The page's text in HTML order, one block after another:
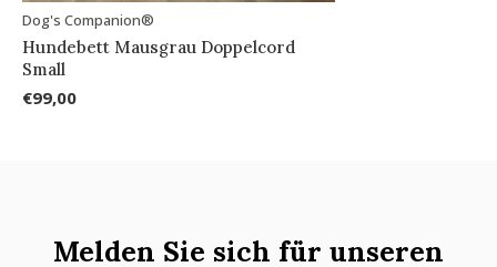
Dog's Companion®
Hundebett Mausgrau Doppelcord
Small
€99,00
Melden Sie sich für unseren